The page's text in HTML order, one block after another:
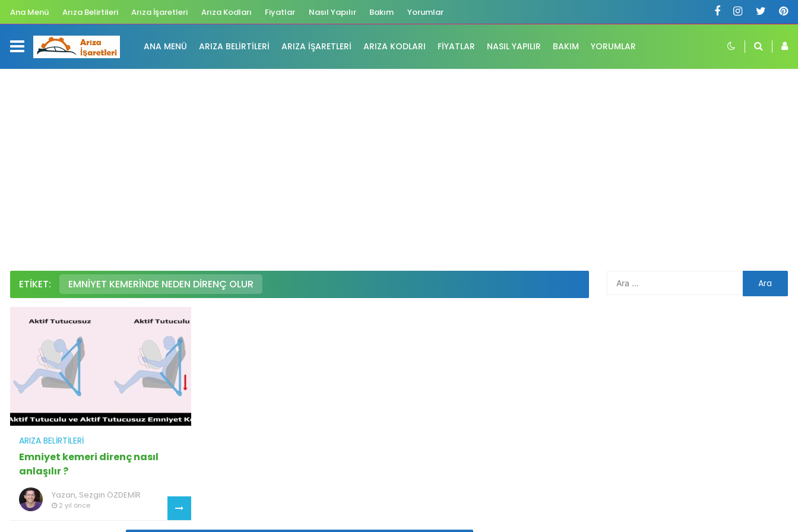
Ana Menü Arıza Belirtileri Arıza İşaretleri Arıza Kodları Fiyatlar Nasıl Yapılır Bakım Yorumlar
ANA MENÜ ARIZA BELIRTILERI ARIZA İŞARETLERI ARIZA KODLARI FIYATLAR NASIL YAPILIR BAKIM YORUMLAR
ETIKET: EMNIYET KEMERINDE NEDEN DIRENÇ OLUR
ARIZA BELIRTILERI
Emniyet kemeri direnç nasıl
anlaşılır ?
Yazan, Sezgin ÖZDEMİR
2 yıl önce